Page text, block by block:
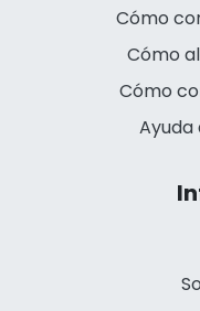
Cómo
Cómo
Cómo